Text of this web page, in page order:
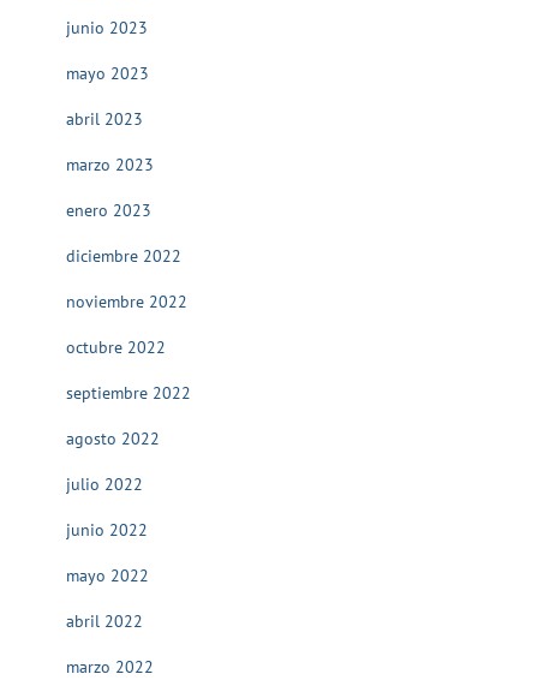
junio 2023
mayo 2023
abril 2023
marzo 2023
enero 2023
diciembre 2022
noviembre 2022
octubre 2022
septiembre 2022
agosto 2022
julio 2022
junio 2022
mayo 2022
abril 2022
marzo 2022